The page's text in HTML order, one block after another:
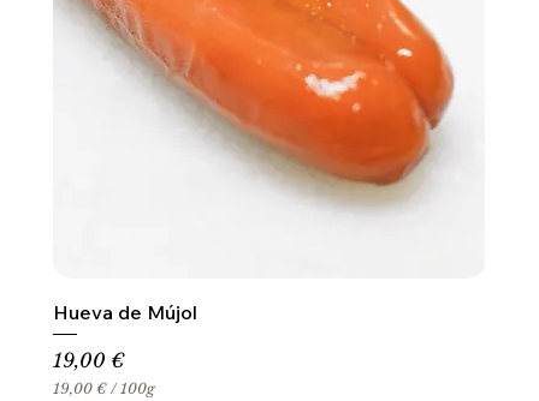
Hueva de Mújol
Precio
19,00 €
19,00 € /100g